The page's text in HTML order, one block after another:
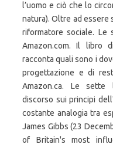
l’uomo e ciò che lo
natura). Oltre ad essere
riformatore sociale. Le
Amazon.com. Il libro
racconta quali sono i
progettazione e di
Amazon.ca. Le sette
discorso sui principi
costante analogia tra
James Gibbs (23
of Britain's most